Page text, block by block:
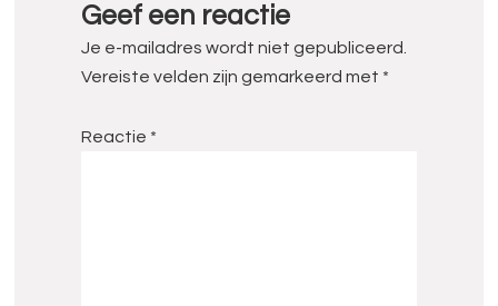
Geef een reactie
Je e-mailadres wordt niet gepubliceerd.
Vereiste velden zijn gemarkeerd met *
Reactie *